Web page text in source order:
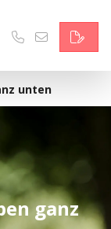
unten
ganz